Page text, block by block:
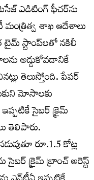
ఎడిటింగ్ ఫీచర్‌ను
మంత్రిత్వ శాఖ ఆదేశాలు
టైమ్‌ స్టాంప్‌లతో నకిలీ
అడ్డుకోవడానికే
తెలుస్తోంది. పేపర్
మోసాలకు
సైబర్ క్రైమ్
తెలిపారు.
రూ.1.5 కోట్ల
సైబర్ క్రైమ్ బ్రాంచ్ అరెస్ట్